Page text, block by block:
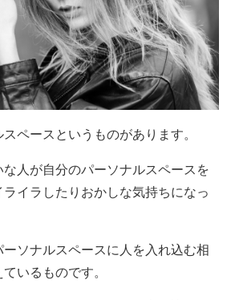
ペースというものがあります。
な人が自分のパーソナルスペースを
イラしたりおかしな気持ちになっ
ーソナルスペースに人を入れ込む相
いるものです。